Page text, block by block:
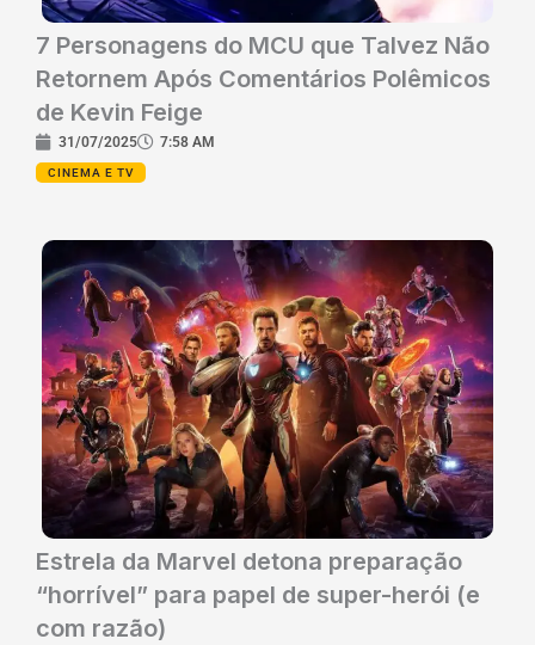
7 Personagens do MCU que Talvez Não
Retornem Após Comentários Polêmicos
de Kevin Feige
31/07/2025 7:58 AM
CINEMA E TV
Estrela da Marvel detona preparação
“horrível” para papel de super-herói (e
com razão)